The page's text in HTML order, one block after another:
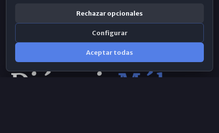
Rechazar opcionales
Configurar
Aceptar todas